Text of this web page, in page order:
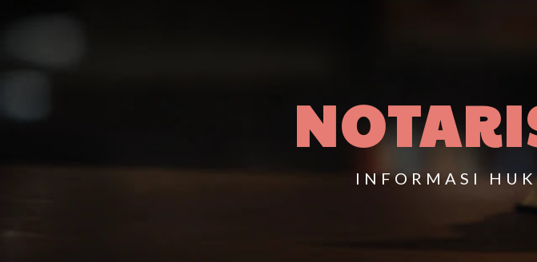
INFORMASI